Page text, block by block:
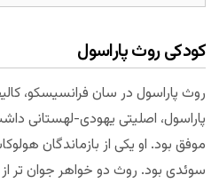
کودکی روث پاراسول
روث پاراسول در سان فرانسیسکو،
پاراسول، اصلیتی یهودی-لهستانی داشت
موفق بود. او یکی از بازماندگان
سوئدی بود. روث دو خواهر جوان